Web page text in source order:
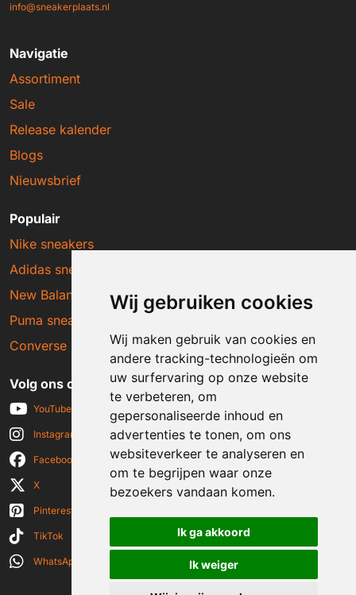
Wij gebruiken cookies
Wij maken gebruik van cookies en
andere tracking-technologieën om
uw surfervaring op onze website
te verbeteren, om
gepersonaliseerde inhoud en
advertenties te tonen, om ons
websiteverkeer te analyseren en
om te begrijpen waar onze
bezoekers vandaan komen.
Ik ga akkoord
Ik weiger
info@sneakerplaats.nl
Navigatie
Assortiment
Sale
Release kalender
Blogs
Nieuwsbrief
Populair
Nike sneakers
Adidas sneakers
New Balance sneakers
Puma sneakers
Converse sneakers
Volg ons op social media
YouTube
Instagram
Facebook
X
Pinterest
TikTok
WhatsApp